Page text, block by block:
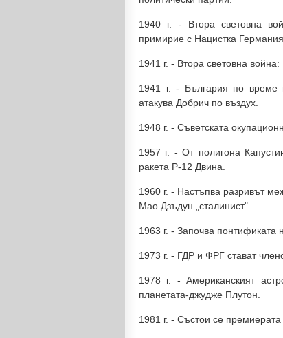
1940 г. - Втора световна
примирие с Нацистка Германия.
1941 г. - Втора световна
1941 г. - България по
атакува Добрич по въздух.
1948 г. - Съветската
1957 г. - От полигона
ракета Р-12 Двина.
1960 г. - Настъпва разривът
Мао Дзъдун „сталинист".
1963 г. - Започва понтификата
1973 г. - ГДР и ФРГ стават
1978 г. - Американският
планетата-джудже Плутон.
1981 г. - Състои се